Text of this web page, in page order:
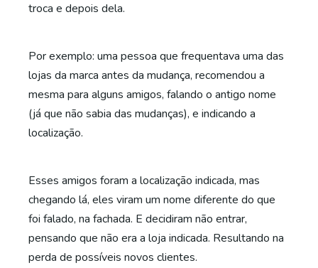
troca e depois dela.
Por exemplo: uma pessoa que frequentava uma das
lojas da marca antes da mudança, recomendou a
mesma para alguns amigos, falando o antigo nome
(já que não sabia das mudanças), e indicando a
localização.
Esses amigos foram a localização indicada, mas
chegando lá, eles viram um nome diferente do que
foi falado, na fachada. E decidiram não entrar,
pensando que não era a loja indicada. Resultando na
perda de possíveis novos clientes.